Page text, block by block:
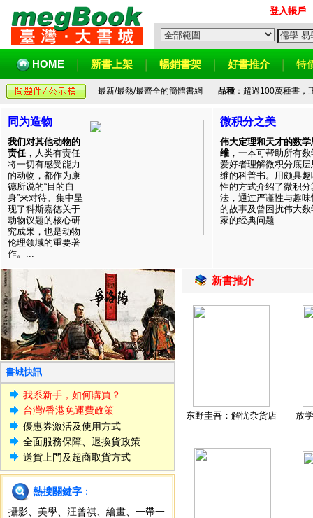
登入帳戶
HOME 新書上架 暢銷書架 好書推介 特
最新/最熱/最齊全的簡體書網 品種：超過100萬種書，
同为造物
我们对其他动物的
责任，人类有责任
将一切有感受能力
的动物，都作为康
德所说的“目的自
身”来对待。集中呈
现了科斯嘉德关于
动物议题的核心研
究成果，也是动物
伦理领域的重要著
作。...
微积分之美
伟大定理和天才的数学
维 ，一本可帮助所有数
爱好者理解微积分底层
维的科普书。用颇具趣
性的方式介绍了微积分
法，通过严谨性与趣味
的故事及曾困扰伟大数
家的经典问题...
書城快訊
我系新手，如何購買？
台灣/香港免運費政策
優惠券激活及使用方式
全面服務保障、退換貨政策
送貨上門及超商取貨方式
熱搜關鍵字 ：
攝影
美學 汪曾祺 繪畫
一帶一
新書推介
东野圭吾：解忧杂货店 放